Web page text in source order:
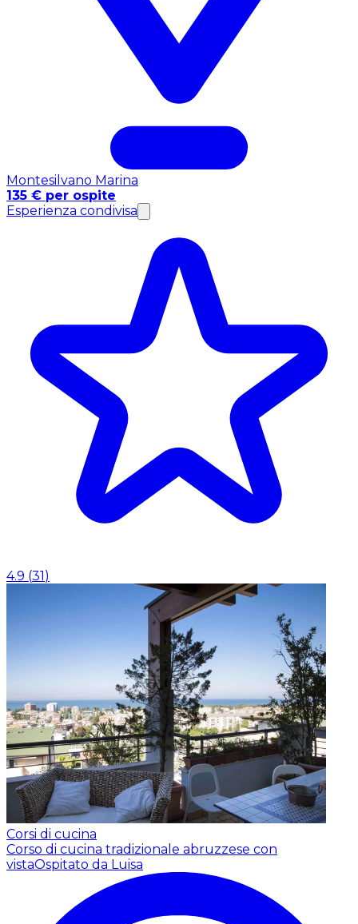
Montesilvano Marina
135 € per ospite
Esperienza condivisa
4.9 (31)
Corsi di cucina
Corso di cucina tradizionale abruzzese con
vistaOspitato da Luisa